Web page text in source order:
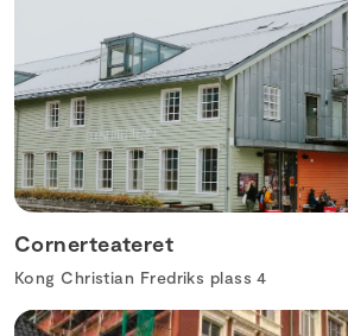
Cornerteateret
Kong Christian Fredriks plass 4